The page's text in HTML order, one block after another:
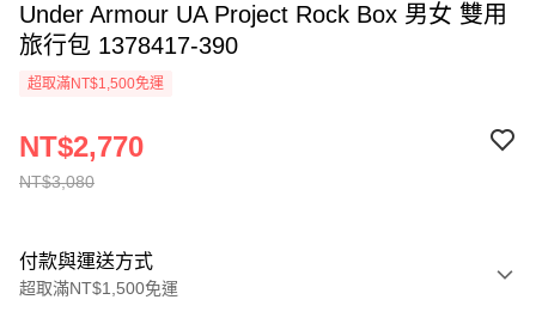
Under Armour UA Project Rock Box 男女 雙用
旅行包 1378417-390
超取滿NT$1,500免運
NT$3,080
NT$2,770
付款與運送方式
超取滿NT$1,500免運